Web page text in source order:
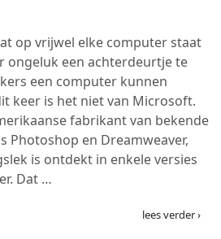
op vrijwel elke computer staat
ongeluk een achterdeurtje te
een computer kunnen
keer is het niet van Microsoft.
fabrikant van bekende
Photoshop en Dreamweaver,
is ontdekt in enkele versies
Dat …
lees verder ›